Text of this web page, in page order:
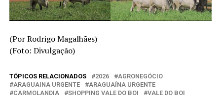
(Por Rodrigo Magalhães)
(Foto: Divulgação)
TÓPICOS RELACIONADOS 2026
AGRONEGÓCIO
ARAGUAINA URGENTE
ARAGUAÍNA URGENTE
CARMOLANDIA
SHOPPING VALE DO BOI VALE DO BOI